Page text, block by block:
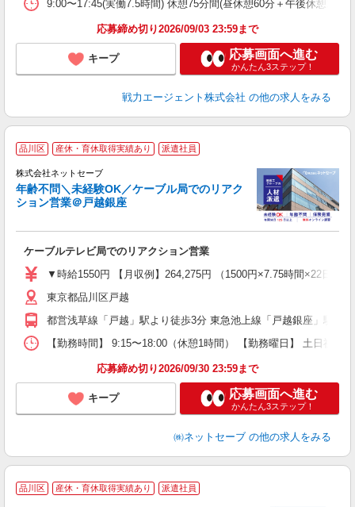
9:00〜17:45(実働7.5時間) 休憩75分間(昼休憩60分＋午後休憩15
応募締め切り2026/09/03 23:59まで
キープ 応募画面へ進む
かんたん3ステップ！
戦力エージェント株式会社 の他の求人をみる
品川区 産休・育休取得実績あり 派遣社員
株式会社ネットセーブ
年齢不問＼未経験OK／ケーブル局でのリアク
ション営業＠戸越銀座
ケーブルテレビ局でのリアクション営業
▼時給1550円 【月収例】264,275円 （1500円×7.75時間×22日勤
東京都品川区戸越
都営浅草線「戸越」駅より徒歩3分 東急池上線「戸越銀座」駅よ
【勤務時間】 9:15〜18:00（休憩1時間） 【勤務曜日】 土日祝
応募締め切り2026/09/30 23:59まで
キープ 応募画面へ進む
かんたん3ステップ！
㈱ネットセーブ の他の求人をみる
品川区 産休・育休取得実績あり 派遣社員